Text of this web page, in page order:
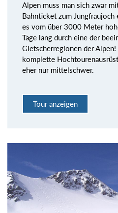
Alpen muss man sich zwar
Bahnticket zum Jungfraujoch
es vom über 3000 Meter
Tage lang durch eine der
Gletscherregionen der
komplette
eher nur mittelschwer.
Tour anzeigen